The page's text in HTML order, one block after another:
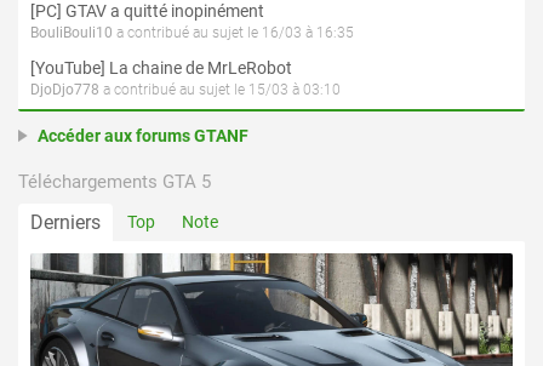
[PC] GTAV a quitté inopinément
BouliBouli10 a contribué au sujet le 16/03 à 16:35
[YouTube] La chaine de MrLeRobot
DjoDjo778 a contribué au sujet le 15/03 à 03:10
Accéder aux forums GTANF
Téléchargements GTA 5
Derniers Top Note